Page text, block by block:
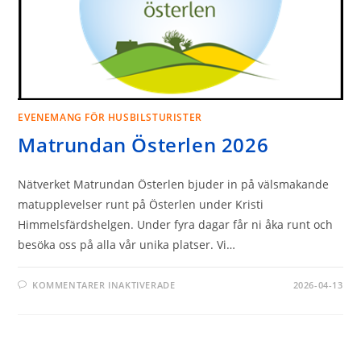
EVENEMANG FÖR HUSBILSTURISTER
Matrundan Österlen 2026
Nätverket Matrundan Österlen bjuder in på välsmakande
matupplevelser runt på Österlen under Kristi
Himmelsfärdshelgen. Under fyra dagar får ni åka runt och
besöka oss på alla vår unika platser. Vi…
KOMMENTARER INAKTIVERADEFÖR 2026-04-13